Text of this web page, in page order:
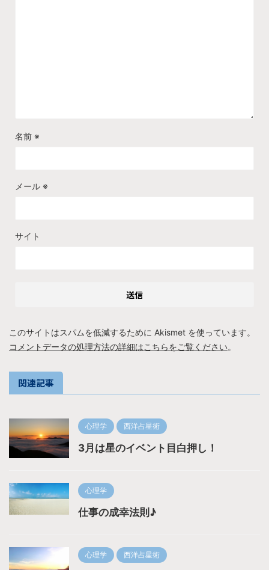
名前 ※
メール ※
サイト
このサイトはスパムを低減するために Akismet を使っています。
コメントデータの処理方法の詳細はこちらをご覧ください。
関連記事
心理学 西洋占星術
3月は星のイベント目白押し！
心理学
仕事の成幸法則♪
心理学 西洋占星術